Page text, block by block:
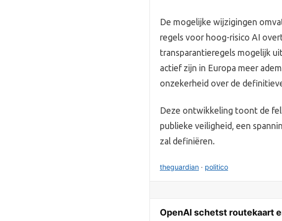
De mogelijke wijzigingen
regels voor hoog-risico AI
transparantieregels mogelijk
actief zijn in Europa meer
onzekerheid over de
Deze ontwikkeling toont de
publieke veiligheid, een
zal definiëren.
theguardian · politico
OpenAI schetst routekaart